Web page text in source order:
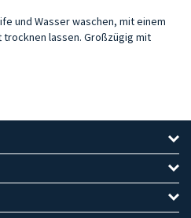
und Wasser waschen, mit einem
trocknen lassen. Großzügig mit